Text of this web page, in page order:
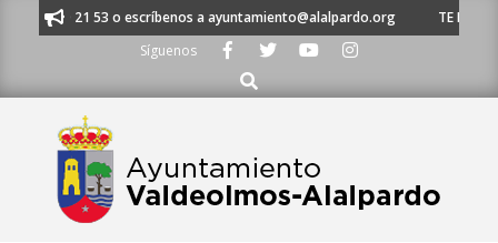
91 620 21 53 o escríbenos a ayuntamiento@alalpardo.org
TE
Síguenos
Buscar